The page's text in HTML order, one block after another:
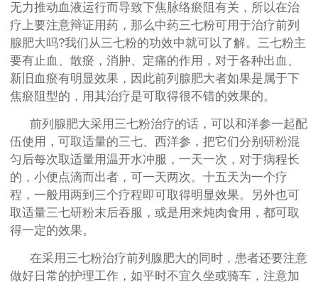
无力推动血液运行而导致下焦脉络瘀阻有关，所以在治
疗上要注意辩证用药，那么中药三七粉可用于治疗前列
腺肥大吗?我们从三七粉的功效中就可以了解。三七粉主
要有止血、散瘀，消肿、定痛的作用，对于各种出血、
新旧血瘀有明显效果，因此前列腺肥大者如果是属于下
焦瘀阻型的，用其治疗是可取得很不错的效果的。
前列腺肥大采用三七粉治疗的话，可以和洋参一起配
伍使用，可取适量的三七、西洋参，把它们分别研粉混
匀后每次取适量用温开水冲服，一天一次，对于病程长
的，小便点滴而出者，可一天两次。十五天为一个疗
程，一般用两到三个疗程即可取得明显效果。另外也可
取适量三七研粉末后吞服，或是用来炖肉食用，都可取
得一定的效果。
在采用三七粉治疗前列腺肥大的同时，患者还要注意
做好日常的护理工作，如平时不宜久坐或骑车，注意加